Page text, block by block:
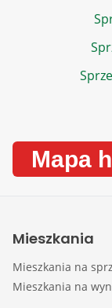
Mapa
Mieszkania
Mieszkania na
Mieszkania na